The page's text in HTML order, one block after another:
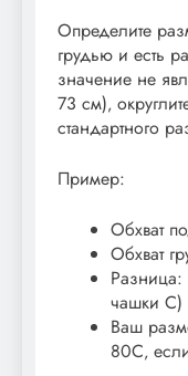
Определите
грудью и есть
значение не
73 см)‚
стандартного
Пример:
Обхват
Обхват
Разница:
чашки C)
Ваш
80C‚